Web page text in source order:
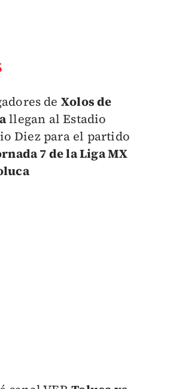
de Xolos de
llegan al Estadio
Diez para el partido
7 de la Liga MX